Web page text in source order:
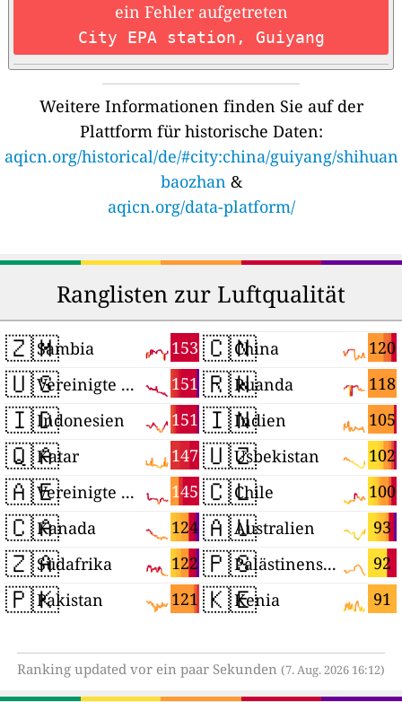
ein Fehler aufgetreten
City EPA station, Guiyang
Weitere Informationen finden Sie auf der
Plattform für historische Daten:
aqicn.org/historical/de/#city:china/guiyang/shihuan
baozhan &
aqicn.org/data-platform/
Ranglisten zur Luftqualität
🇿🇲 153
Sambia
🇺🇸 151
Vereinigte Staaten
🇮🇩 151
Indonesien
🇶🇦 147
Katar
🇦🇪 145
Vereinigte Arabische Emirate
🇨🇦 124
Kanada
🇿🇦 122
Südafrika
🇵🇰 121
Pakistan
🇨🇳 120
China
🇷🇼 118
Ruanda
🇮🇳 105
Indien
🇺🇿 102
Usbekistan
🇨🇱 100
Chile
🇦🇺 93
Australien
🇵🇸 92
Palästinensische Autonomiegebiete
🇰🇪 91
Kenia
Ranking updated vor ein paar Sekunden (7. Aug. 2026 16:12)